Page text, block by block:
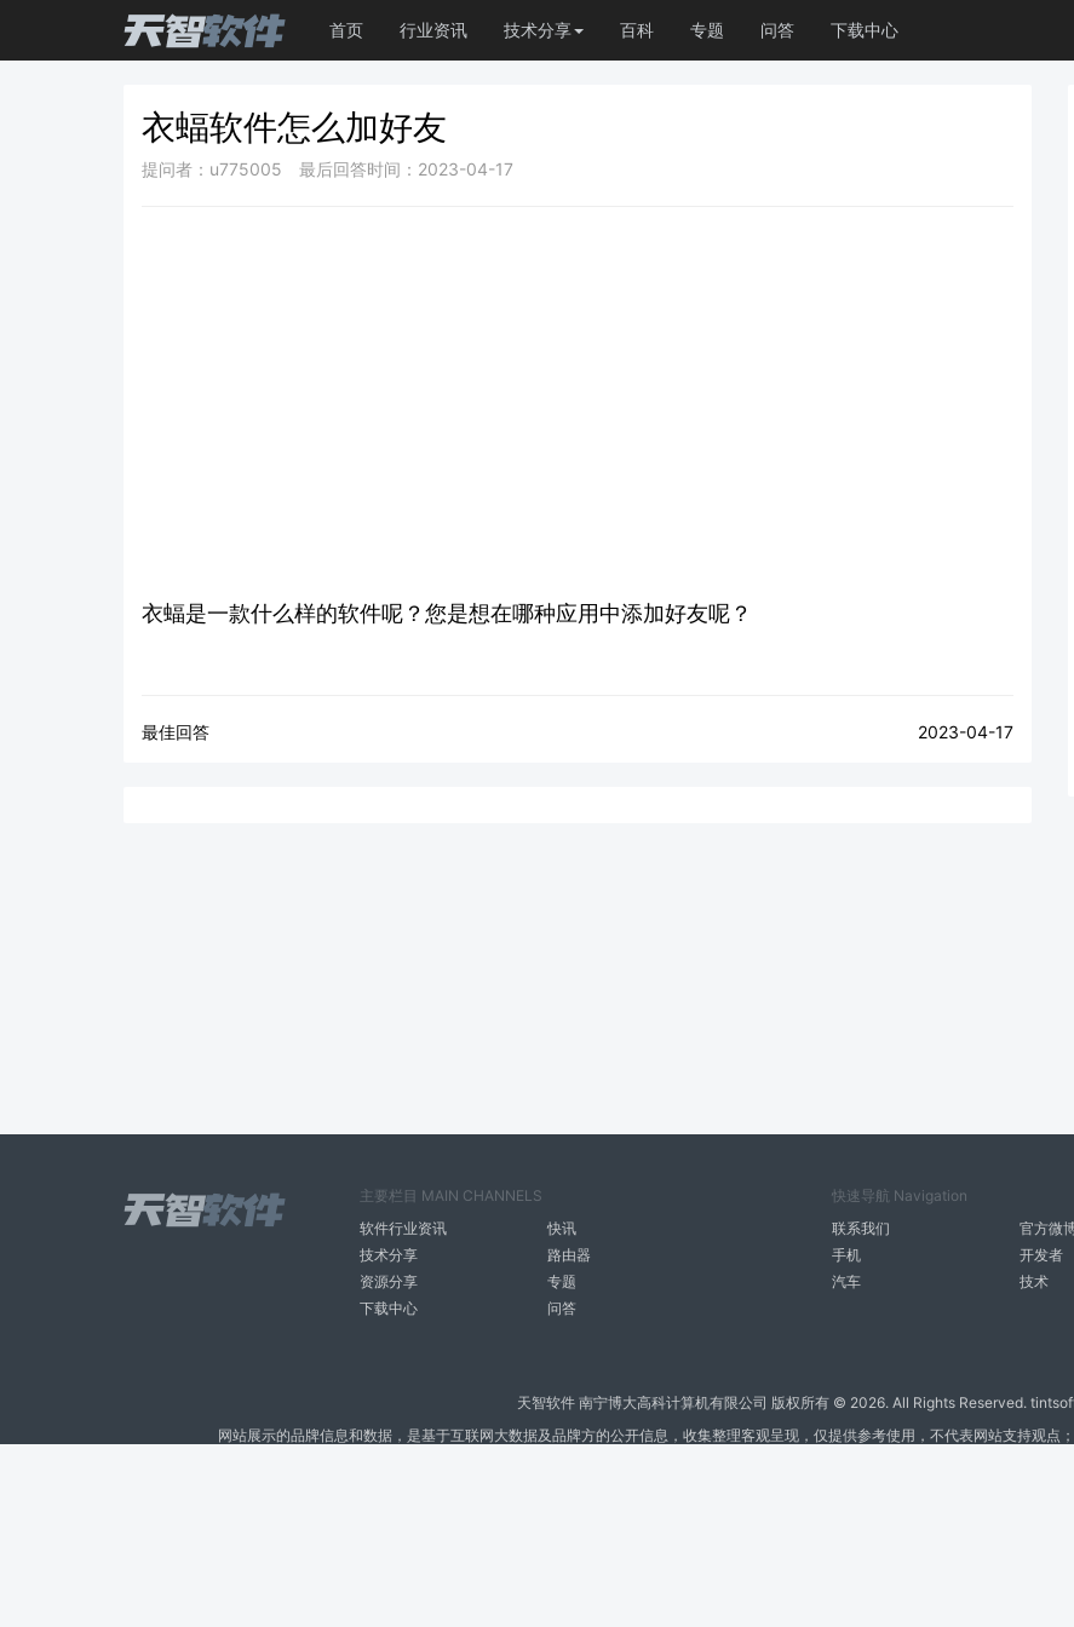
首页 行业资讯 技术分享 百科 专题 问答 下载中心
衣蝠软件怎么加好友
提问者：u775005 最后回答时间：2023-04-17
衣蝠是一款什么样的软件呢？您是想在哪种应用中添加好友呢？
最佳回答 2023-04-17
主要栏目 MAIN CHANNELS
软件行业资讯
快讯
技术分享
路由器
资源分享
专题
下载中心
问答
快速导航 Navigation
联系我们
官方微
手机
开发者
汽车
技术
天智软件 南宁博大高科计算机有限公司 版权所有 © 2026. All Rights Reserved.
网站展示的品牌信息和数据，是基于互联网大数据及品牌方的公开信息，收集整理客观呈现，仅提供参考使用，不代表网站支持观点